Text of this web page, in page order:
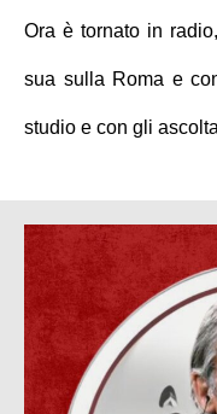
Ora è tornato in
sua sulla Roma e
studio e con gli